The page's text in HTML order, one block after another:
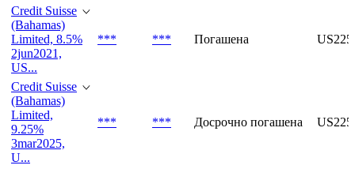
Credit Suisse
(Bahamas)
Limited, 8.5%
2jun2021,
US...
*** *** Погашена
Credit Suisse
(Bahamas)
Limited,
9.25%
3mar2025,
U...
*** *** Досрочно погашена